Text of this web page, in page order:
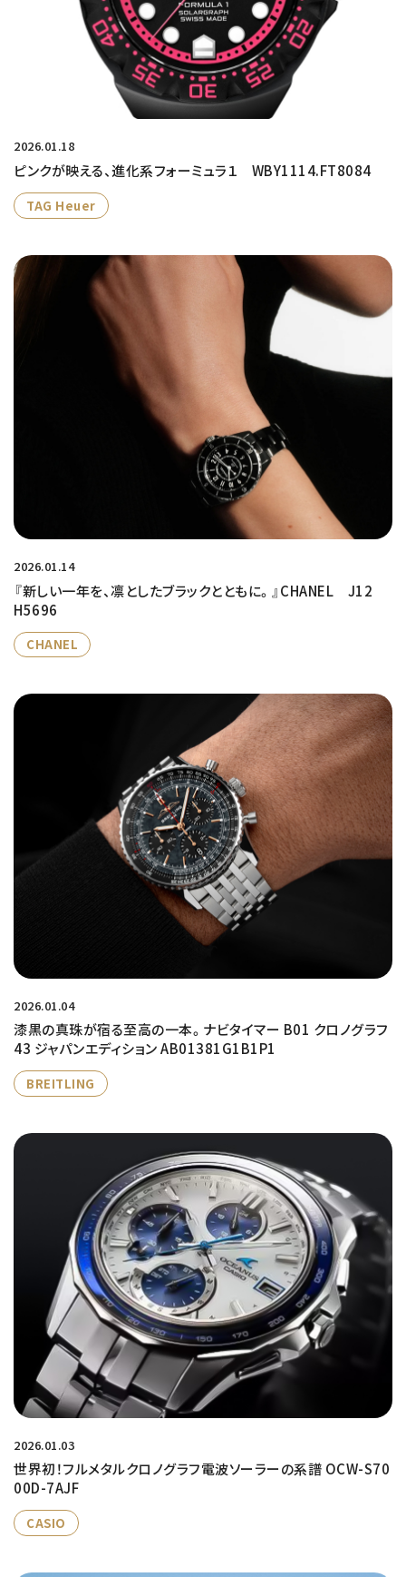
2026.01.18
ピンクが映える、進化系フォーミュラ１ WBY1114.FT8084
TAG Heuer
2026.01.14
『新しい一年を、凛としたブラックとともに。』CHANEL J12
H5696
CHANEL
2026.01.04
漆黒の真珠が宿る至高の一本。ナビタイマー B01 クロノグラフ
43 ジャパンエディション AB01381G1B1P1
BREITLING
2026.01.03
世界初！フルメタルクロノグラフ電波ソーラーの系譜 OCW-S70
00D-7AJF
CASIO